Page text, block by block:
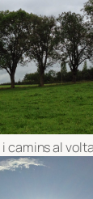
camins al